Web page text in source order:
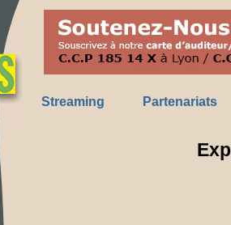
Streaming Partenariats